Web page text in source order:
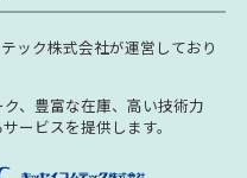
ック株式会社が運営しており
、豊富な在庫、高い技術力
ービスを提供します。